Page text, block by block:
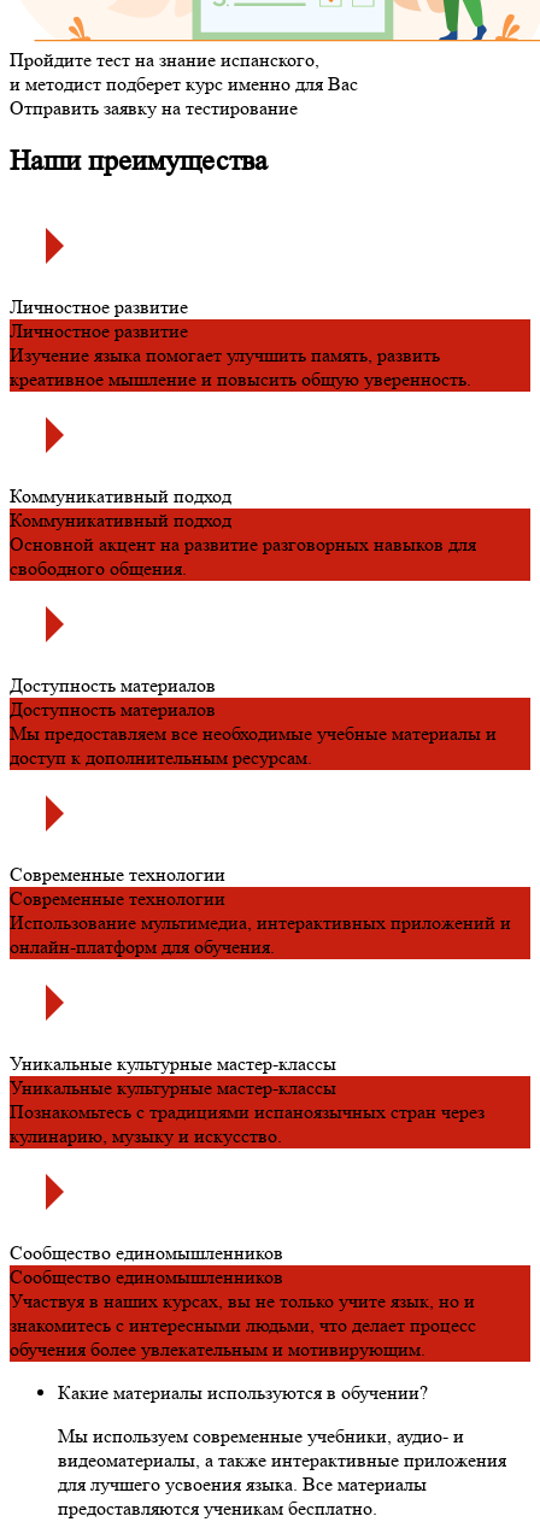
Пройдите тест на знание испанского,
и методист подберет курс именно для Вас
Отправить заявку на тестирование
Наши преимущества
Личностное развитие
Личностное развитие
Изучение языка помогает улучшить память, развить
креативное мышление и повысить общую уверенность.
Коммуникативный подход
Коммуникативный подход
Основной акцент на развитие разговорных навыков для
свободного общения.
Доступность материалов
Доступность материалов
Мы предоставляем все необходимые учебные материалы и
доступ к дополнительным ресурсам.
Современные технологии
Современные технологии
Использование мультимедиа, интерактивных приложений и
онлайн-платформ для обучения.
Уникальные культурные мастер-классы
Уникальные культурные мастер-классы
Познакомьтесь с традициями испаноязычных стран через
кулинарию, музыку и искусство.
Сообщество единомышленников
Сообщество единомышленников
Участвуя в наших курсах, вы не только учите язык, но и
знакомитесь с интересными людьми, что делает процесс
обучения более увлекательным и мотивирующим.
Какие материалы используются в обучении?
Мы используем современные учебники, аудио- и
видеоматериалы, а также интерактивные приложения
для лучшего усвоения языка. Все материалы
предоставляются ученикам бесплатно.